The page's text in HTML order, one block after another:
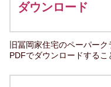
ダウンロード
旧冨岡家住宅のペーパー
PDFでダウンロードするこ